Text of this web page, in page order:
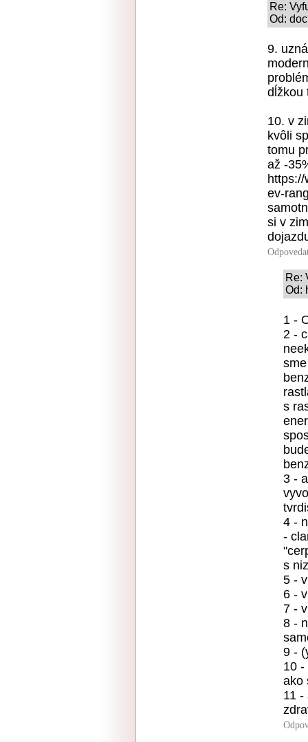
Re:
Od:
9.
dĺžkou
10. v
kvôli
tomu
až -
ev-
si v
Re:
Od:
1 -
2 -
s
3 -
4 -
-
s
5 -
6 -
7 -
8 -
9 -
10 -
ako
11 -